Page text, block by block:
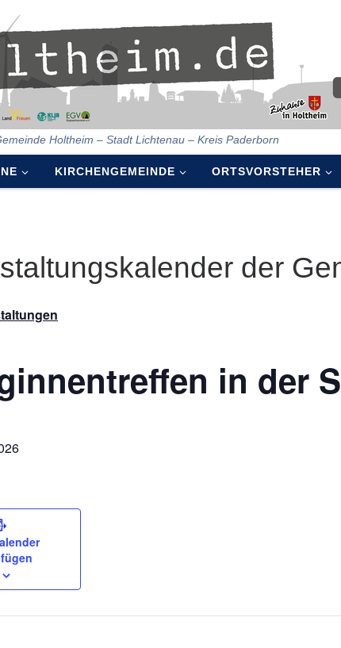
Holtheim – Stadt Lichtenau – Kreis Paderborn
KIRCHENGEMEINDE ORTSVORSTEHER
der
in der